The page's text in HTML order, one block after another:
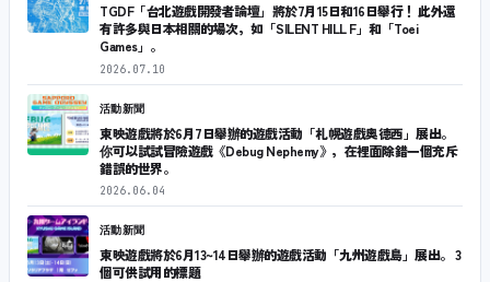
TGDF「台北遊戲開發者論壇」將於7月15日和16日舉行！ 此外還
有許多與日本相關的場次，如「SILENT HILL F」和「Toei
Games」。
2026.07.10
活動新聞
東映遊戲將於6月7日舉辦的遊戲活動「札幌遊戲奧德西」展出。
你可以試試冒險遊戲《Debug Nephemy》，在裡面除錯一個充斥
錯誤的世界。
2026.06.04
活動新聞
東映遊戲將於6月13~14日舉辦的遊戲活動「九州遊戲島」展出。 3
個可供試用的標題